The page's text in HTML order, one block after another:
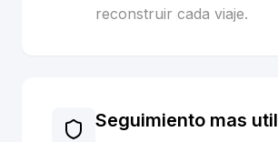
reconstruir cada viaje.
Seguimiento mas util